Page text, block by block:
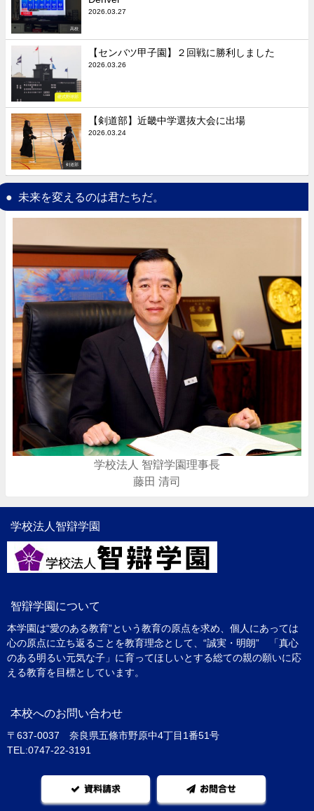
高校
2026.03.27
硬式野球部
【センバツ甲子園】２回戦に勝利しました
2026.03.26
剣道部
【剣道部】近畿中学選抜大会に出場
2026.03.24
未来を変えるのは君たちだ。
学校法人 智辯学園理事長
藤田 清司
学校法人智辯学園
智辯学園について
本学園は“愛のある教育”という教育の原点を求め、個人にあっては
心の原点に立ち返ることを教育理念として、“誠実・明朗” 「真心
のある明るい元気な子」に育ってほしいとする総ての親の願いに応
える教育を目標としています。
本校へのお問い合わせ
〒637-0037 奈良県五條市野原中4丁目1番51号
TEL:0747-22-3191
資料請求 お問合せ